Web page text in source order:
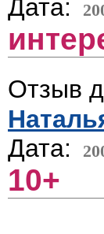
Дата:
Отзыв
Дата:
10+